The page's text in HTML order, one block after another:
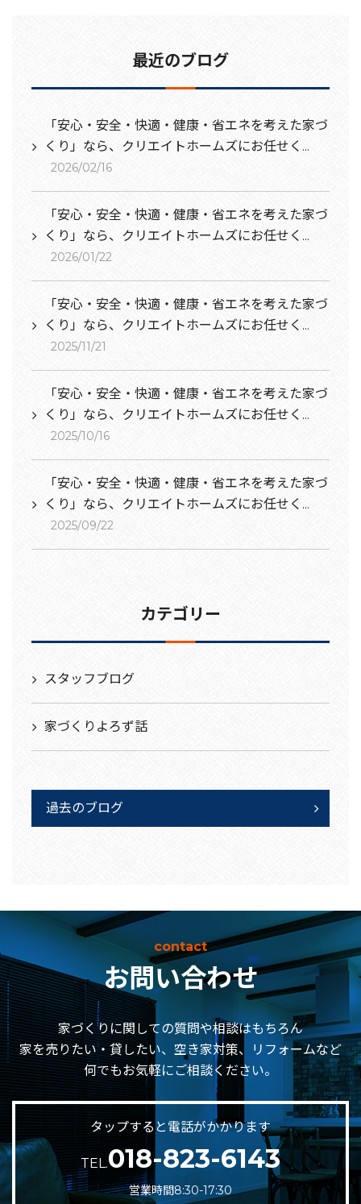
最近のブログ
「安心・安全・快適・健康・省エネを考えた家づ
くり」なら、クリエイトホームズにお任せく...
2026/02/16
「安心・安全・快適・健康・省エネを考えた家づ
くり」なら、クリエイトホームズにお任せく...
2026/01/22
「安心・安全・快適・健康・省エネを考えた家づ
くり」なら、クリエイトホームズにお任せく...
2025/11/21
「安心・安全・快適・健康・省エネを考えた家づ
くり」なら、クリエイトホームズにお任せく...
2025/10/16
「安心・安全・快適・健康・省エネを考えた家づ
くり」なら、クリエイトホームズにお任せく...
2025/09/22
カテゴリー
スタッフブログ
家づくりよろず話
過去のブログ
contact
お問い合わせ
家づくりに関しての質問や相談はもちろん
家を売りたい・貸したい、空き家対策、リフォームなど
何でもお気軽にご相談ください。
タップすると電話がかかります
TEL.018-823-6143
営業時間8:30-17:30